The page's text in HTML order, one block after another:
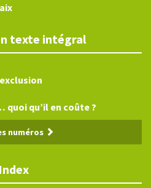
texte intégral
quoi qu’il en coûte ?
numéros
Index